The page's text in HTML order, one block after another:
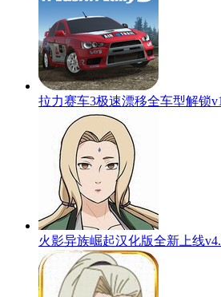
拉力赛车3极速漂移全车型解锁
火影异族崛起汉化版全新上线